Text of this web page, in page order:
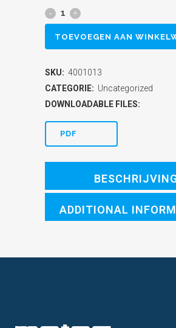
GN-
trolley
Multiwasher
300
series
quantity
TOEVOEGEN AAN
SKU: 4001013
CATEGORIE: Uncategorized
DOWNLOADABLE FILES:
PDF
ADDITIONAL